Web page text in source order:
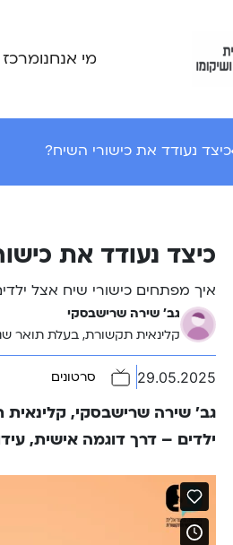
מי אנחנו
כיצד נעודד את כישורי השיח?
כיצד נעודד את
איך מפתחים כישורי שיח אצל
גב' שירה שרישבסקי
קלינאית תקשורת, בעלת תואר
29.05.2025 סרטונים
גב’ שירה שרישבסקי,
ילדים – דרך דוגמה אישית,